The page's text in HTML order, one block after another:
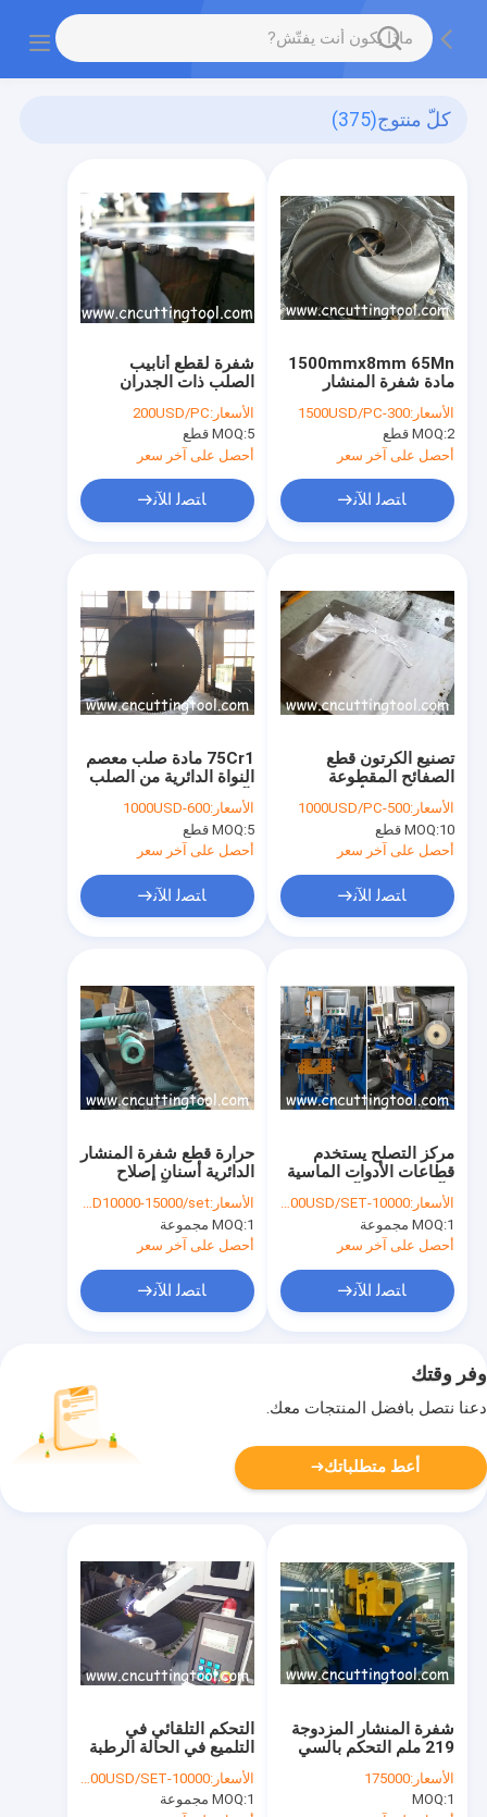
كلّ منتوج(375)
شفرة لقطع أنابيب
الصلب ذات الجدران
الدقيقة شفرة كربيد
التونغستين شفرة شفرة
TCT
الأسعار:200USD/PC
MOQ:5 قطع
أحصل على آخر سعر
ﺎﺘﺼﻟ ﺍﻶﻧ
1500mmx8mm 65Mn
مادة شفرة المنشار
الدائرية المقطوعة ساخنة
للزاوية والحزمة
الأسعار:300-1500USD/PC
MOQ:2 قطع
أحصل على آخر سعر
ﺎﺘﺼﻟ ﺍﻶﻧ
75Cr1 مادة صلب معصم
النواة الدائرية من الصلب
لآلات الحفر
الأسعار:600-1000USD
MOQ:5 قطع
أحصل على آخر سعر
ﺎﺘﺼﻟ ﺍﻶﻧ
تصنيع الكرتون قطع
الصفائح المقطوعة
والطابع في الألواح
الأسعار:500-1000USD/PC
MOQ:10 قطع
أحصل على آخر سعر
ﺎﺘﺼﻟ ﺍﻶﻧ
حرارة قطع شفرة المنشار
الدائرية أسنان إصلاح
يدوي التحكم آلة تصلب
الأسعار:USD10000-15000/set
MOQ:1 مجموعة
أحصل على آخر سعر
ﺎﺘﺼﻟ ﺍﻶﻧ
مركز التصلح يستخدم
قطاعات الأدوات الماسية
الآلية التلحم الآلي الكفاءة
الأسعار:10000-30000USD/SET
MOQ:1 مجموعة
أحصل على آخر سعر
ﺎﺘﺼﻟ ﺍﻶﻧ
وفر وقتك
دعنا نتصل بأفضل المنتجات معك.
أعط متطلباتك
التحكم التلقائي في
التلميع في الحالة الرطبة
الأسعار:10000-30000USD/SET
MOQ:1 مجموعة
شفرة المنشار المزدوجة
219 ملم التحكم بالسي
سي إن سي قطع بارد
المنشار الآلي للطحن
الأسعار:175000
MOQ:1